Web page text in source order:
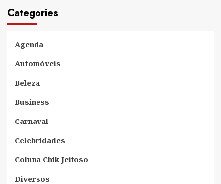
Categories
Agenda
Automóveis
Beleza
Business
Carnaval
Celebridades
Coluna Chik Jeitoso
Diversos